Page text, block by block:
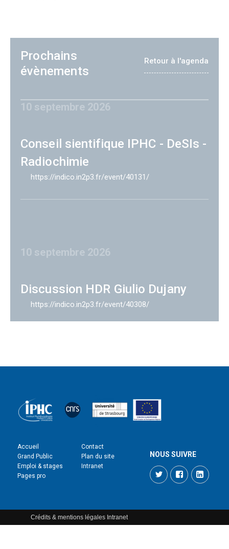
Prochains
évènements
Retour à l'agenda
10 septembre 2026
Conseil sientifique IPHC - DeSIs -
Radiochimie
https://indico.in2p3.fr/event/40131/
10 septembre 2026
Discussion HDR Giulio Dujany
https://indico.in2p3.fr/event/40308/
Accueil
Grand Public
Emploi & stages
Pages pro
Contact
Plan du site
Intranet
NOUS SUIVRE
TwitterFacebook
Crédits & mentions légales Intranet